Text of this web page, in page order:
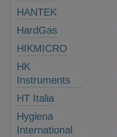
HANTEK
HardGas
HIKMICRO
HK
Instruments
HT Italia
Hygiena
International